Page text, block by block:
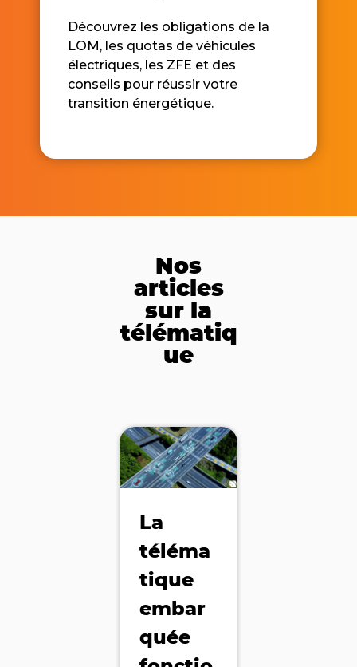
Découvrez les obligations de la
LOM, les quotas de véhicules
électriques, les ZFE et des
conseils pour réussir votre
transition énergétique.
Nos
articles
sur la
télématiq
ue
La
téléma
tique
embar
quée